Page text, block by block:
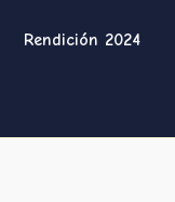
Rendición 2024